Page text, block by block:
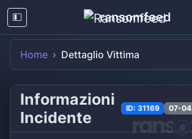
ransomfeed
Home Dettaglio Vittima
Informazioni
Incidente
ID: 31169 07-